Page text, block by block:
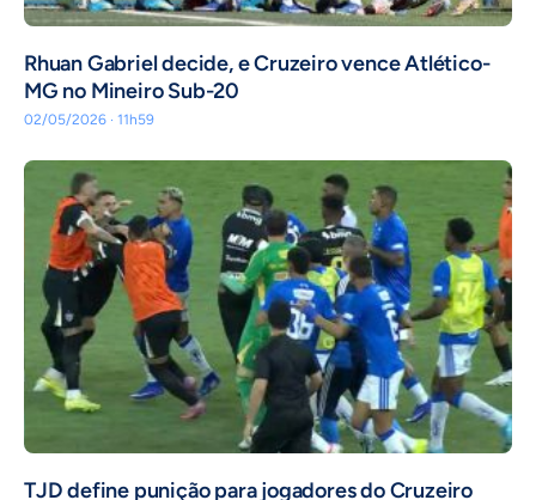
Rhuan Gabriel decide, e Cruzeiro vence Atlético-
MG no Mineiro Sub-20
02/05/2026 · 11h59
TJD define punição para jogadores do Cruzeiro